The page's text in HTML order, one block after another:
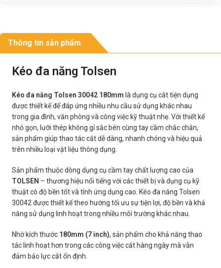
Thông tin sản phẩm
Kéo đa năng Tolsen
Kéo đa năng Tolsen 30042 180mm là dụng cụ cắt tiện dụng
được thiết kế để đáp ứng nhiều nhu cầu sử dụng khác nhau
trong gia đình, văn phòng và công việc kỹ thuật nhẹ. Với thiết kế
nhỏ gọn, lưỡi thép không gỉ sắc bén cùng tay cầm chắc chắn,
sản phẩm giúp thao tác cắt dễ dàng, nhanh chóng và hiệu quả
trên nhiều loại vật liệu thông dụng.
Sản phẩm thuộc dòng dụng cụ cầm tay chất lượng cao của
TOLSEN – thương hiệu nổi tiếng với các thiết bị và dụng cụ kỹ
thuật có độ bền tốt và tính ứng dụng cao. Kéo đa năng Tolsen
30042 được thiết kế theo hướng tối ưu sự tiện lợi, độ bền và khả
năng sử dụng linh hoạt trong nhiều môi trường khác nhau.
Nhờ kích thước 180mm (7 inch), sản phẩm cho khả năng thao
tác linh hoạt hơn trong các công việc cắt hàng ngày mà vẫn
đảm bảo lực cắt ổn định.